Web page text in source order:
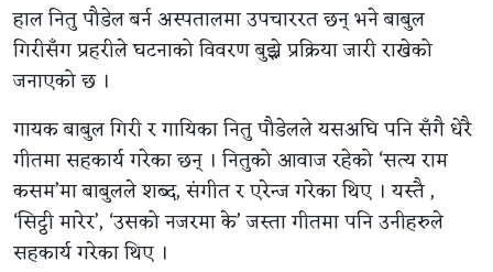
हाल नितु पौडेल बर्न अस्पतालमा उपचाररत छन् भने बाबुल
गिरीसँग प्रहरीले घटनाको विवरण बुझ्ने प्रक्रिया जारी राखेको
जनाएको छ ।
गायक बाबुल गिरी र गायिका नितु पौडेलले यसअघि पनि सँगै धेरै
गीतमा सहकार्य गरेका छन् । नितुको आवाज रहेको ‘सत्य राम
कसम’मा बाबुलले शब्द, संगीत र एरेन्ज गरेका थिए । यस्तै ,
‘सिट्ठी मारेर’, ‘उसको नजरमा के’ जस्ता गीतमा पनि उनीहरुले
सहकार्य गरेका थिए ।